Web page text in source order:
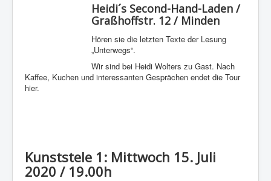
Heidi´s Second-Hand-Laden /
Graßhoffstr. 12 / Minden
Hören sie die letzten Texte der Lesung
„Unterwegs“.
Wir sind bei Heidi Wolters zu Gast. Nach
Kaffee, Kuchen und interessanten Gesprächen endet die Tour
hier.
Kunststele 1: Mittwoch 15. Juli
2020 / 19.00h